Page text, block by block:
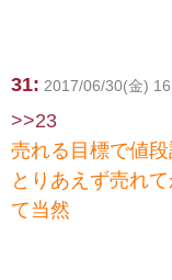
31: 2017/06/30(金)
>>23
売れる目標で値
とりあえず売れ
て当然